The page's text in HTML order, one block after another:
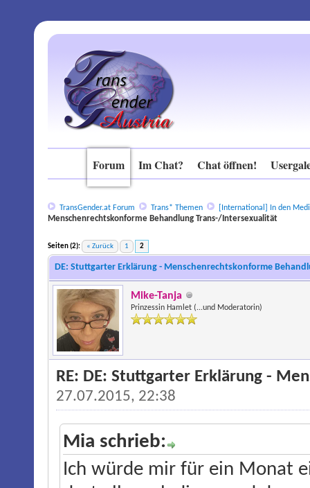
Forum Im Chat? Chat öffnen!
TransGender.at Forum Trans* Themen [International] In den
Menschenrechtskonforme Behandlung Trans-/Intersexualität
Seiten (2): « Zurück 1 2
DE: Stuttgarter Erklärung - Menschenrechtskonforme
Mike-Tanja
Prinzessin Hamlet (...und Moderatorin)
RE: DE: Stuttgarter Erklärung -
27.07.2015, 22:38
Mia schrieb:
Ich würde mir für ein Monat